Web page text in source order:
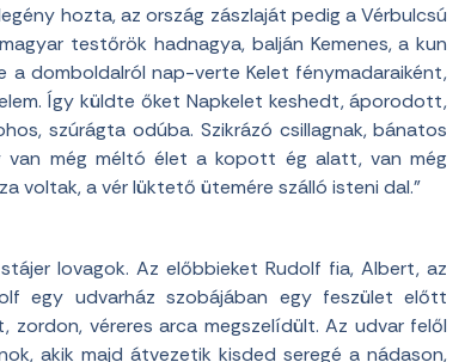
hozta, az ország zászlaját pedig a Vérbulcsú
testőrök hadnagya, balján Kemenes, a kun
domboldalról nap-verte Kelet fénymadaraiként,
Így küldte őket Napkelet keshedt, áporodott,
szúrágta odúba. Szikrázó csillagnak, bánatos
van még méltó élet a kopott ég alatt, van még
voltak, a vér lüktető ütemére szálló isteni dal.”
lovagok. Az előbbieket Rudolf fia, Albert, az
egy udvarház szobájában egy feszület előtt
véreres arca megszelídült. Az udvar felől
akik majd átvezetik kisded seregé a nádason,